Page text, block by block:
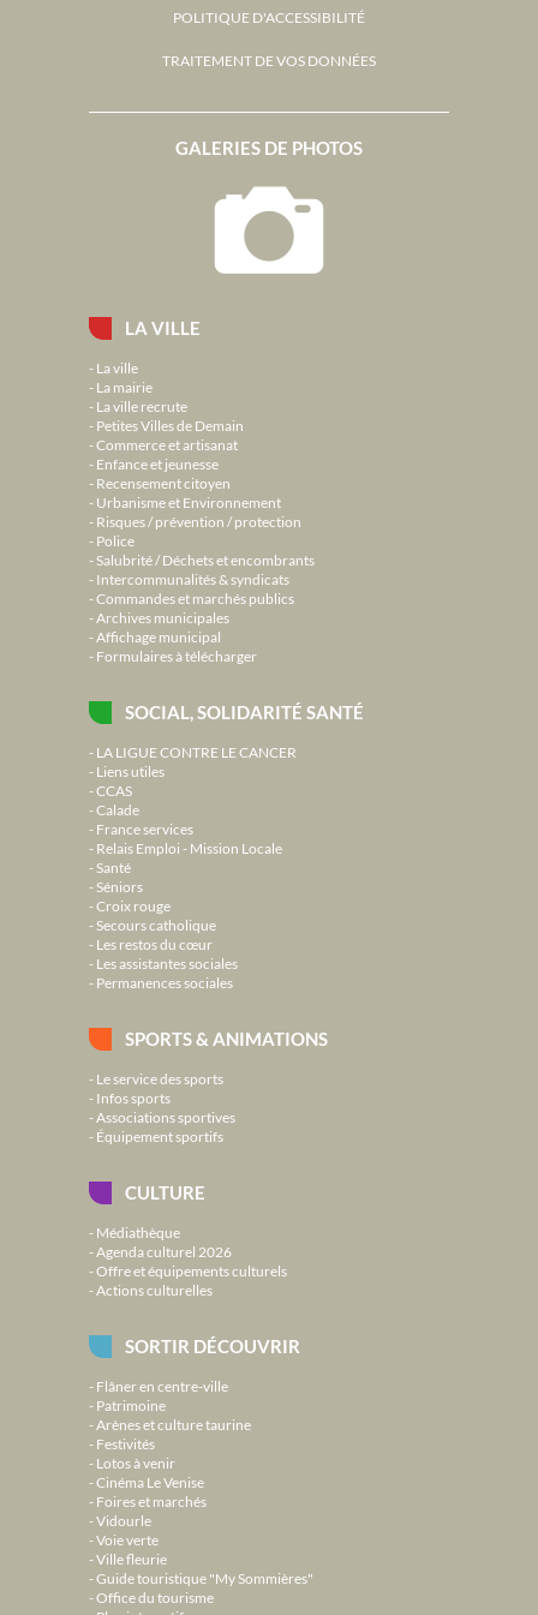
LA VILLE
La ville
La mairie
La ville recrute
Petites Villes de Demain
Commerce et artisanat
Enfance et jeunesse
Recensement citoyen
Urbanisme et Environnement
Risques / prévention / protection
Police
Salubrité / Déchets et encombrants
Intercommunalités & syndicats
Commandes et marchés publics
Archives municipales
Affichage municipal
Formulaires à télécharger
SOCIAL, SOLIDARITÉ SANTÉ
LA LIGUE CONTRE LE CANCER
Liens utiles
CCAS
Calade
France services
Relais Emploi - Mission Locale
Santé
Séniors
Croix rouge
Secours catholique
Les restos du cœur
Les assistantes sociales
Permanences sociales
SPORTS & ANIMATIONS
Le service des sports
Infos sports
Associations sportives
Équipement sportifs
CULTURE
Médiathèque
Agenda culturel 2026
Offre et équipements culturels
Actions culturelles
SORTIR DÉCOUVRIR
Flâner en centre-ville
Patrimoine
Arènes et culture taurine
Festivités
Lotos à venir
Cinéma Le Venise
Foires et marchés
Vidourle
Voie verte
Ville fleurie
Guide touristique "My Sommières"
Office du tourisme
GALERIES DE PHOTOS
POLITIQUE D'ACCESSIBILITÉ
TRAITEMENT DE VOS DONNÉES